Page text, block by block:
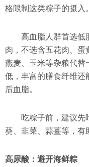
格限制这类粽子的摄入。
高血脂人群首选低
肉，不选含五花肉、蛋
燕麦、玉米等杂粮代替
低，丰富的膳食纤维还
后血脂。
吃粽子前，建议先
葵、韭菜、蒜薹等，有
高尿酸：避开海鲜粽